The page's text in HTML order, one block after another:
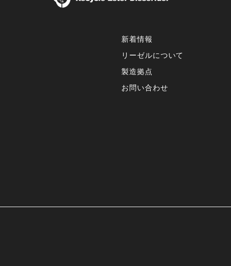
新着情報
リーゼルについて
製造拠点
お問い合わせ